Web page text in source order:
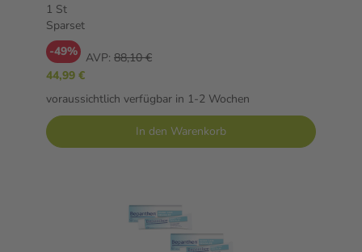
1 St
Sparset
-49% AVP: 88,10 €
44,99 €
voraussichtlich verfügbar in 1-2 Wochen
In den Warenkorb